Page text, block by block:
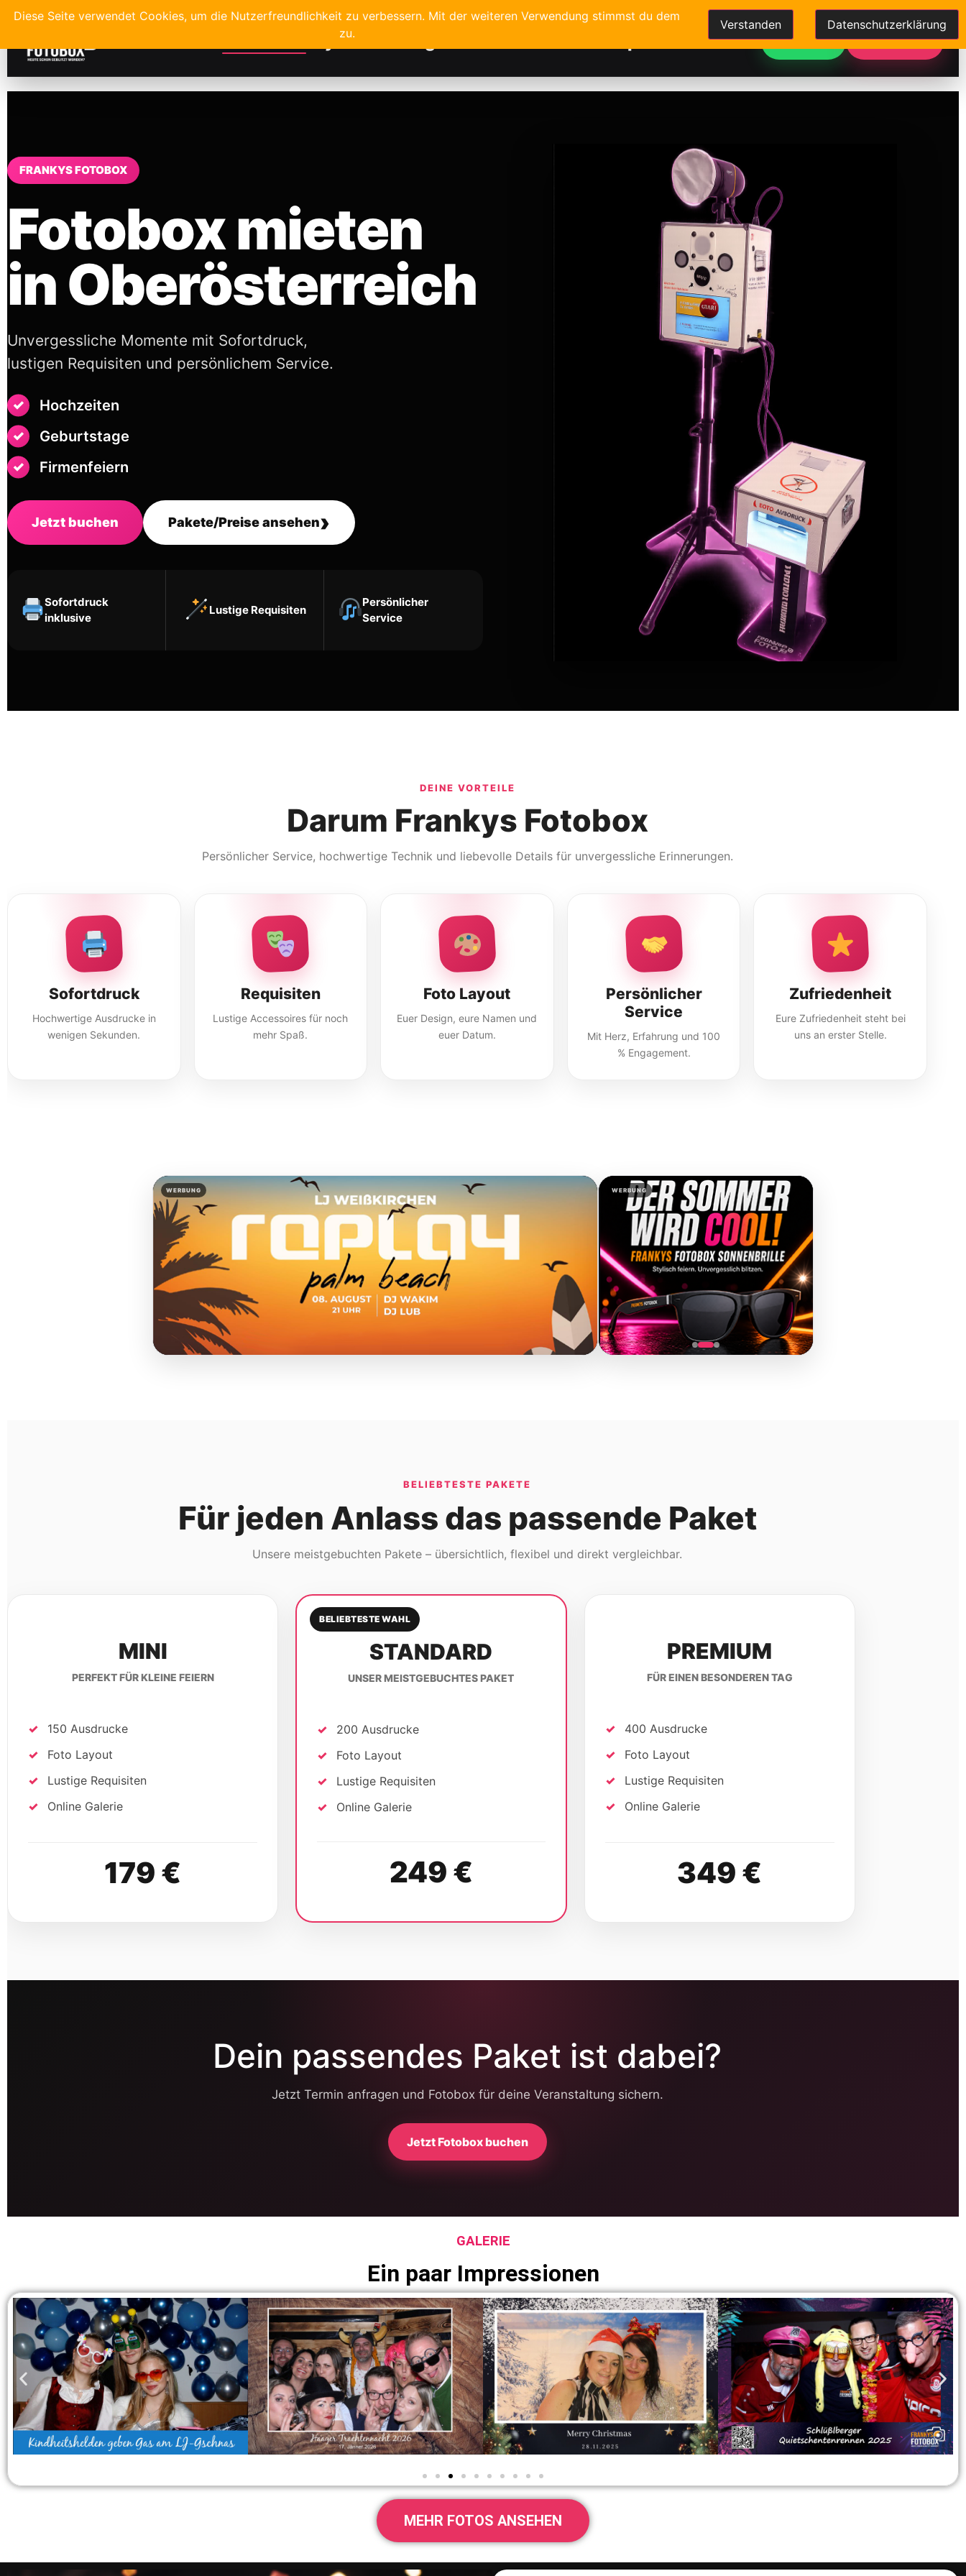
Layouts Kontakt WhatsApp Jetzt buchen
FRANKYS FOTOBOX
Fotobox mieten
in Oberösterreich
Unvergessliche Momente mit Sofortdruck,
lustigen Requisiten und persönlichem Service.
Hochzeiten
Geburtstage
Firmenfeiern
Jetzt buchen Pakete/Preise ansehen›
Sofortdruck
inklusive
Lustige Requisiten
Persönlicher
Service
DEINE VORTEILE
Darum Frankys Fotobox
Persönlicher Service, hochwertige Technik und liebevolle Details für unvergessliche Erinnerungen.
Sofortdruck
Hochwertige Ausdrucke in
wenigen Sekunden.
Requisiten
Lustige Accessoires für noch
mehr Spaß.
Foto Layout
Euer Design, eure Namen und
euer Datum.
Persönlicher
Service
Mit Herz, Erfahrung und 100
% Engagement.
Zufriedenheit
Eure Zufriedenheit steht bei
uns an erster Stelle.
WERBUNG WERBUNG
BELIEBTESTE PAKETE
Für jeden Anlass das passende Paket
Unsere meistgebuchten Pakete – übersichtlich, flexibel und direkt vergleichbar.
MINI
PERFEKT FÜR KLEINE FEIERN
150 Ausdrucke
Foto Layout
Lustige Requisiten
Online Galerie
179 €
BELIEBTESTE WAHL
STANDARD
UNSER MEISTGEBUCHTES PAKET
200 Ausdrucke
Foto Layout
Lustige Requisiten
Online Galerie
249 €
PREMIUM
FÜR EINEN BESONDEREN TAG
400 Ausdrucke
Foto Layout
Lustige Requisiten
Online Galerie
349 €
Dein passendes Paket ist dabei?
Jetzt Termin anfragen und Fotobox für deine Veranstaltung sichern.
Jetzt Fotobox buchen
GALERIE
Ein paar Impressionen
MEHR FOTOS ANSEHEN
Diese Seite verwendet Cookies, um die Nutzerfreundlichkeit zu verbessern. Mit der weiteren Verwendung stimmst du dem
zu.
Verstanden Datenschutzerklärung